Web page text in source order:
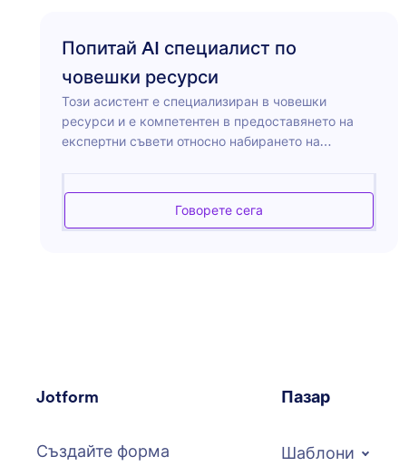
Попитай AI специалист по
човешки ресурси
Този асистент е специализиран в човешки
ресурси и е компетентен в предоставянето на
експертни съвети относно набирането на
решения за подобряване на работната култура и
ефективността на организацията. Независимо
на продуктивността в HR отделите.
Говорете сега
Jotform
Създайте форма
Пазар
Шаблони